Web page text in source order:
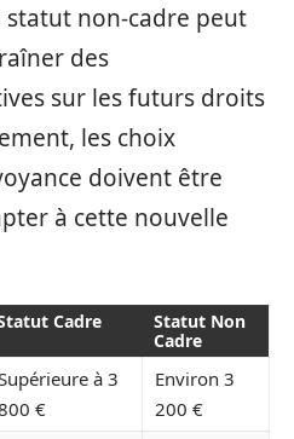
non-cadre peut
des
sur les futurs droits
les choix
doivent être
à cette nouvelle
Cadre
Statut Non
Cadre
à 3
€
Environ 3
200 €